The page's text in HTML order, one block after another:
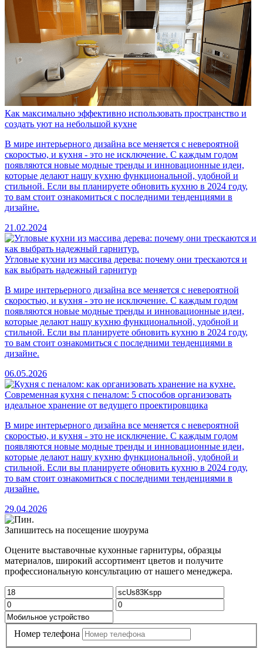
Как максимально эффективно использовать пространство и
создать уют на небольшой кухне
В мире интерьерного дизайна все меняется с невероятной
скоростью, и кухня - это не исключение. С каждым годом
появляются новые модные тренды и инновационные идеи,
которые делают нашу кухню функциональной, удобной и
стильной. Если вы планируете обновить кухню в 2024 году,
то вам стоит ознакомиться с последними тенденциями в
дизайне.
21.02.2024
Угловые кухни из массива дерева: почему они трескаются и
как выбрать надежный гарнитур
В мире интерьерного дизайна все меняется с невероятной
скоростью, и кухня - это не исключение. С каждым годом
появляются новые модные тренды и инновационные идеи,
которые делают нашу кухню функциональной, удобной и
стильной. Если вы планируете обновить кухню в 2024 году,
то вам стоит ознакомиться с последними тенденциями в
дизайне.
06.05.2026
Современная кухня с пеналом: 5 способов организовать
идеальное хранение от ведущего проектировщика
В мире интерьерного дизайна все меняется с невероятной
скоростью, и кухня - это не исключение. С каждым годом
появляются новые модные тренды и инновационные идеи,
которые делают нашу кухню функциональной, удобной и
стильной. Если вы планируете обновить кухню в 2024 году,
то вам стоит ознакомиться с последними тенденциями в
дизайне.
29.04.2026
Запишитесь на посещение шоурума
Оцените выставочные кухонные гарнитуры, образцы
материалов, широкий ассортимент цветов и получите
профессиональную консультацию от нашего менеджера.
Номер телефона